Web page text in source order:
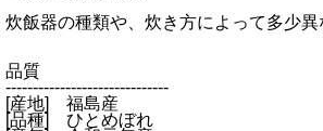
炊飯器の種類や、炊き方によって多少異
品質
------------------------------
[産地] 福島産
[品種] ひとめぼれ